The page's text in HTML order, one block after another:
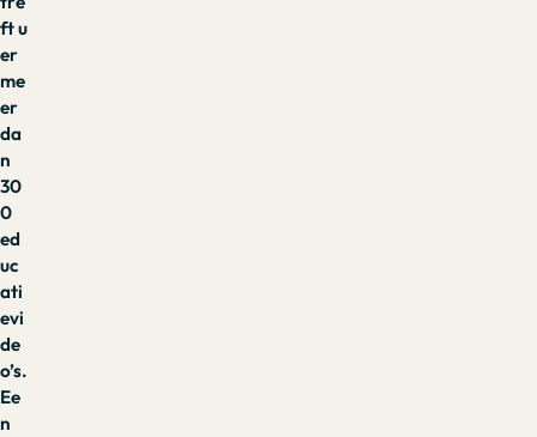
ft u
er
me
er
da
n
30
0
ed
uc
ati
evi
de
o’s.
Ee
n